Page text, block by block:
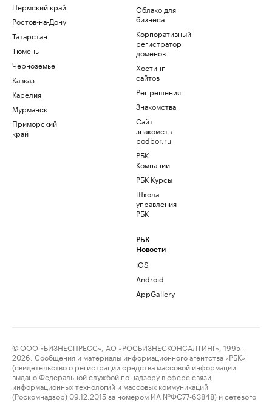
Пермский край
Ростов-на-Дону
Татарстан
Тюмень
Черноземье
Кавказ
Карелия
Мурманск
Приморский
край
Облако для
бизнеса
Корпоративный
регистратор
доменов
Хостинг
сайтов
Рег.решения
Знакомства
Сайт
знакомств
podbor.ru
РБК
Компании
РБК Курсы
Школа
управления
РБК
РБК
Новости
iOS
Android
AppGallery
© ООО «БИЗНЕСПРЕСС», АО «РОСБИЗНЕСКОНСАЛТИНГ», 1995–
2026. Сообщения и материалы информационного агентства «РБК»
(свидетельство о регистрации средства массовой информации
выдано Федеральной службой по надзору в сфере связи,
информационных технологий и массовых коммуникаций
(Роскомнадзор) 09.12.2015 за номером ИА №ФС77-63848) и сетевого